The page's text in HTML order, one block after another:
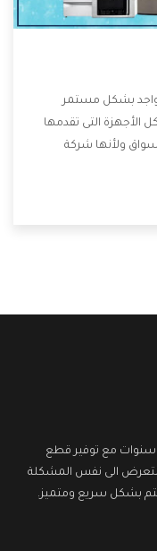
بشكل مستمر
الأجهزة التى تقدمها
ولأنها شركة
التى تسهل على
سنوات مع توفير قطع
التعرض الى نفس المشكلة
تتم بشكل سريع ومتميز.